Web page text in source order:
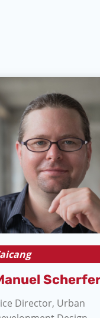
Director, Urban